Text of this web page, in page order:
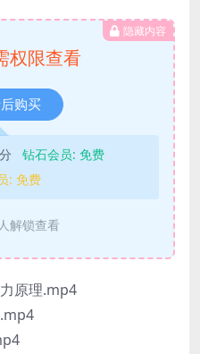
隐藏内容
权限查看
购买
钻石会员: 免费
: 免费
人解锁查看
原理.mp4